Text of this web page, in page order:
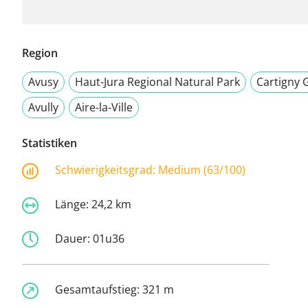
Region
Avusy
Haut-Jura Regional Natural Park
Cartigny
Avully
Aire-la-Ville
Statistiken
Schwierigkeitsgrad: Medium (63/100)
Länge: 24,2 km
Dauer: 01u36
Gesamtaufstieg: 321 m